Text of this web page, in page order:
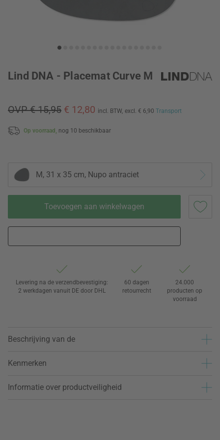
Lind DNA - Placemat Curve M
OVP € 15,95 € 12,80 incl. BTW, excl. € 6,90 Transport
Op voorraad, nog 10 beschikbaar
M, 31 x 35 cm, Nupo antraciet
Toevoegen aan winkelwagen
Levering na de verzendbevestiging:
2 werkdagen vanuit DE door DHL
60 dagen
retourrecht
24.000
producten op
voorraad
Beschrijving van de
Kenmerken
Informatie over productveiligheid